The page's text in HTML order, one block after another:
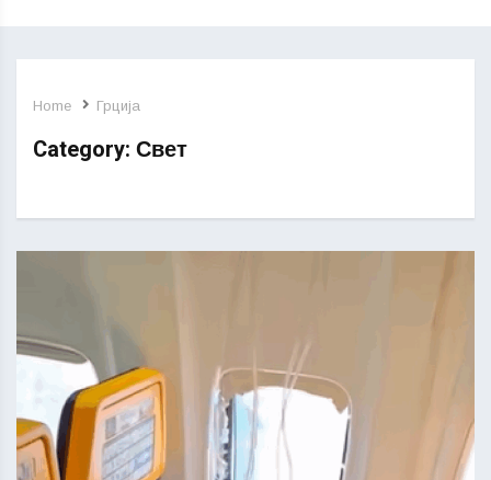
Home Грција
Category: Свет